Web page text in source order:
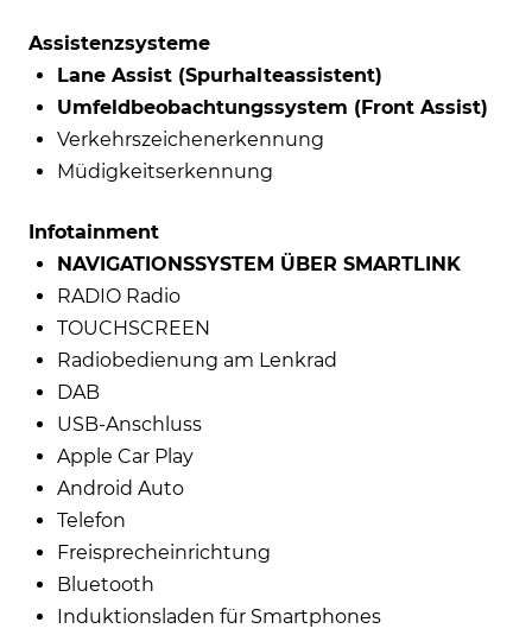
Assistenzsysteme
Lane Assist (Spurhalteassistent)
Umfeldbeobachtungssystem (Front Assist)
Verkehrszeichenerkennung
Müdigkeitserkennung
Infotainment
NAVIGATIONSSYSTEM ÜBER SMARTLINK
RADIO Radio
TOUCHSCREEN
Radiobedienung am Lenkrad
DAB
USB-Anschluss
Apple Car Play
Android Auto
Telefon
Freisprecheinrichtung
Bluetooth
Induktionsladen für Smartphones